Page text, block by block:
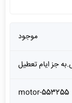
موجود
جز ایام تعطیل
motor-553255